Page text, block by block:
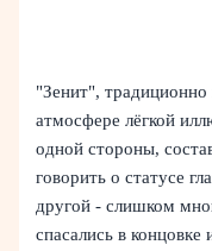
"Зенит",
атмосфере лёгкой
одной стороны,
говорить о статусе
другой - слишком
спасались в концовке